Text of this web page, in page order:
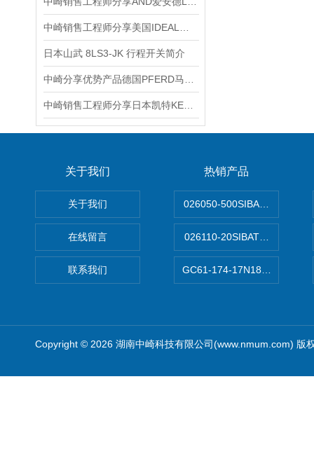
日本山武 8LS3-JK 行程开关简介
关于我们
关于我们
在线留言
联系我们
热销产品
026050-500SIBATA 500mL
026110-20SIBATA柴田科学
GC61-174-
Copyright © 2026 湖南中崎科技有限公司(www.nmum.com) 版